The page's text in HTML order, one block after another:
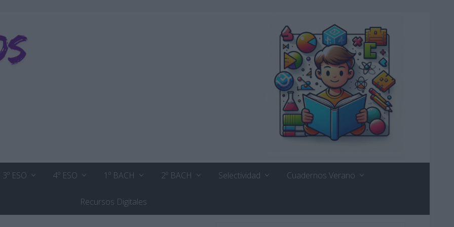
3º ESO 4º ESO 1º BACH 2º BACH Selectividad Cuadernos Verano
Recursos Digitales